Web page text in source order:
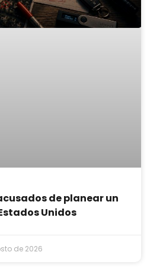
de planear un
Unidos
de 2026